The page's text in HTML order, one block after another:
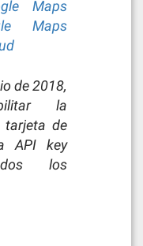
Maps
Maps
de 2018,
la
tarjeta de
API key
los